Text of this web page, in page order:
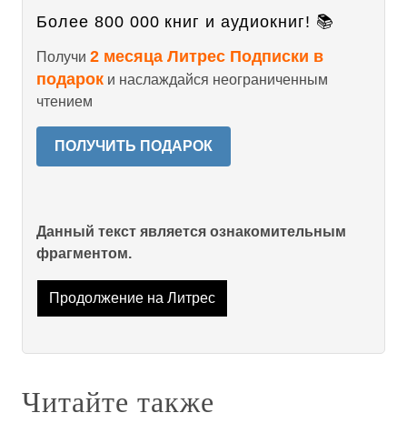
Более 800 000 книг и аудиокниг! 📚
Получи 2 месяца Литрес Подписки в
подарок и наслаждайся неограниченным
чтением
ПОЛУЧИТЬ ПОДАРОК
Данный текст является ознакомительным
фрагментом.
Продолжение на Литрес
Читайте также